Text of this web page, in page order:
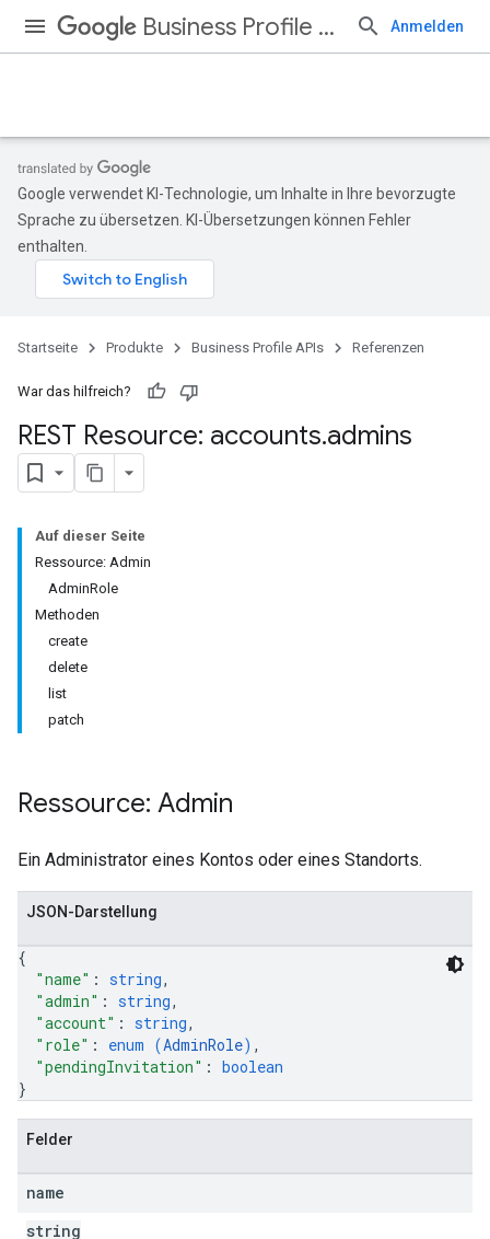
Business Profile APIs Anmelden
Google verwendet KI-Technologie, um Inhalte in Ihre bevorzugte
Sprache zu übersetzen. KI-Übersetzungen können Fehler
enthalten.
Startseite Produkte Business Profile APIs Referenzen
War das hilfreich?
REST Resource: accounts.admins
Auf dieser Seite
Ressource: Admin
AdminRole
Methoden
create
delete
list
patch
Ressource: Admin
Ein Administrator eines Kontos oder eines Standorts.
JSON-Darstellung
{
"name" : string,
"admin" : string,
"account" : string,
"role" : enum (AdminRole) ,
"pendingInvitation" : boolean
}
Felder
name
string